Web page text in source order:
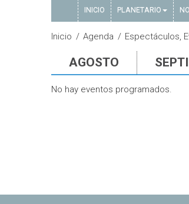
INICIO PLANETARIO
Inicio Agenda Espectáculos,
AGOSTO
No hay eventos programados.